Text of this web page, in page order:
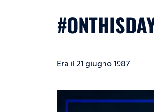
Era il 21 giugno 1987